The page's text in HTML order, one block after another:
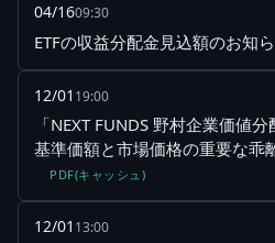
04/1609:30
ETFの収益分配金見込額のお知
12/01 19:00
「NEXT FUNDS 野村企業価値
基準価額と市場価格の重要な乖
PDF(キャッシュ)
12/01 13:00